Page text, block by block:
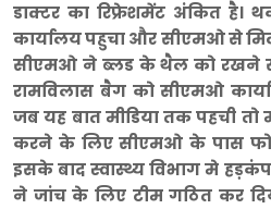
डाक्टर का रिफ्रेशमेंट अंकित
कार्यालय पहुचा और सीएमओ से
सीएमओ ने ब्लड के थैल को रखने से
रामविलास बैग को सीएमओ
जब यह बात मीडिया तक पहची तो
करने के लिए सीएमओ के पास
इसके बाद स्वास्थ्य विभाग मे
ने जांच के लिए टीम गठित कर